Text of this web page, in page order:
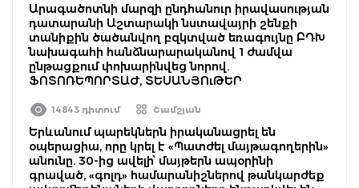
Արագածոտնի մարզի ընդհանուր իրավասության
դատարանի Աշտարակի նստավայրի շենքի
տանիքին ծածանվող բզկտված եռագույնը ԲԴԽ
նախագահի հանձնարարականով 1 ժամվա
ընթացքում փոխարինվեց նորով.
ՖՈՏՈՌԵՊՈՐՏԱԺ, ՏԵՍԱՆՅՈւԹԵՐ
14843 դիտում Շամշյան
Երևանում պարեկներն իրականացրել են
օպերացիա, որը կրել է «Պատժել մայթագողերին»
անունը. 30-ից ավելի՝ մայթերն ապօրինի
գրաված, «գոլդ» համարանիշներով թանկարժեք